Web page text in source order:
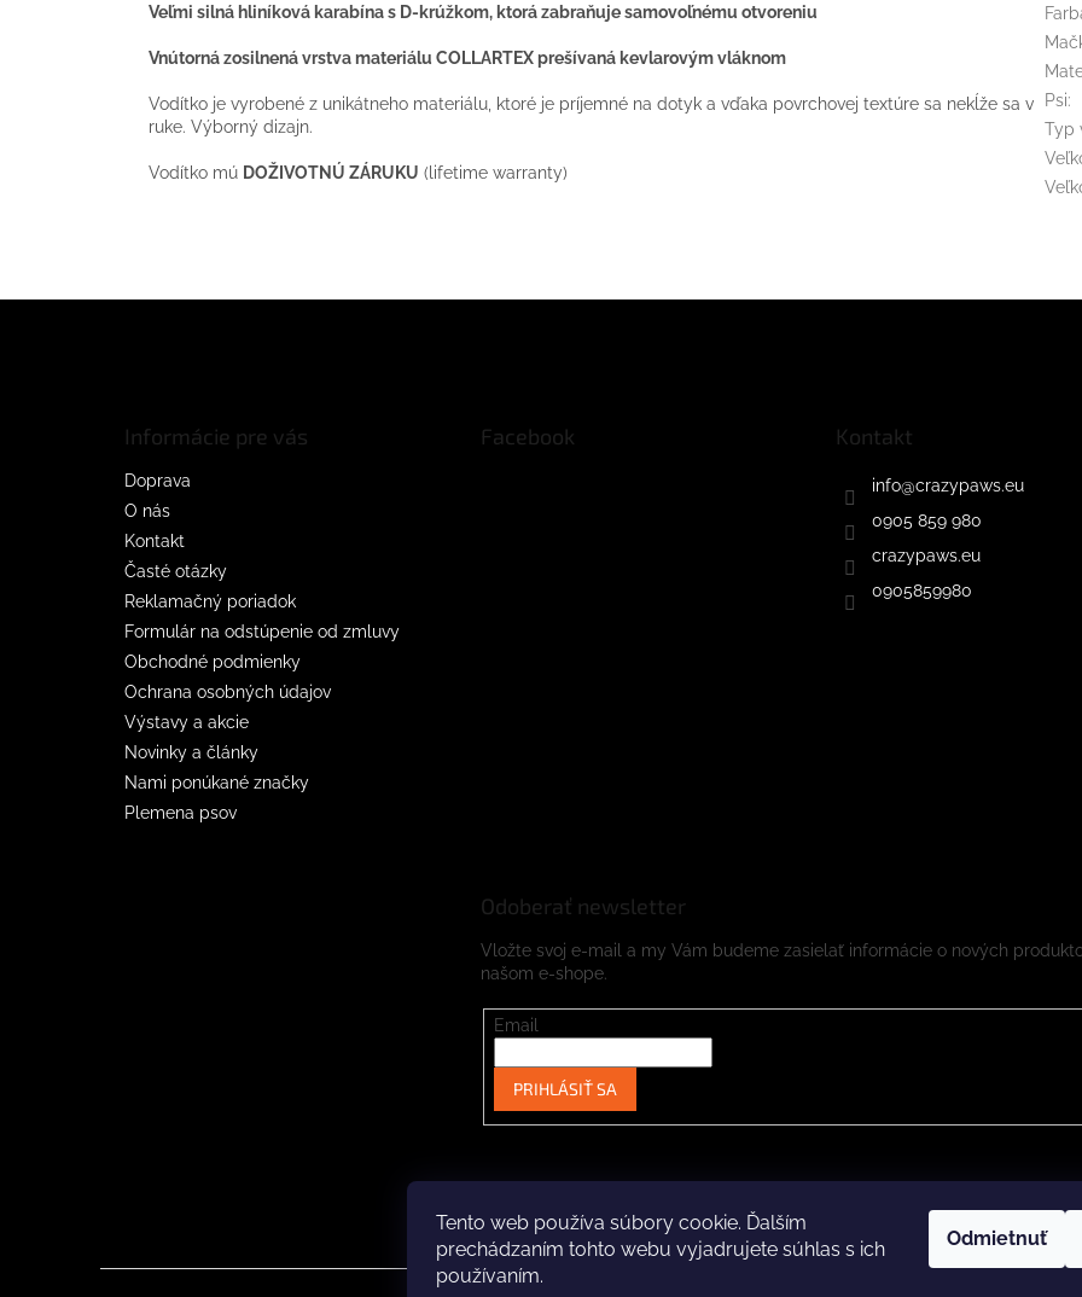
Tento web používa súbory cookie. Ďalším
prechádzaním tohto webu vyjadrujete súhlas s ich
používaním.
Odmietnuť
Veľmi silná hliníková karabína s D-krúžkom, ktorá zabraňuje samovoľnému otvoreniu
Vnútorná zosilnená vrstva materiálu COLLARTEX prešívaná kevlarovým vláknom
Vodítko je vyrobené z unikátneho materiálu, ktoré je príjemné na dotyk a vďaka povrchovej textúre sa nekĺže sa v
ruke. Výborný dizajn.
Vodítko mú DOŽIVOTNÚ ZÁRUKU (lifetime warranty)
Psi:
Typ
Informácie pre vás
Doprava
O nás
Kontakt
Časté otázky
Reklamačný poriadok
Formulár na odstúpenie od zmluvy
Obchodné podmienky
Ochrana osobných údajov
Výstavy a akcie
Novinky a články
Nami ponúkané značky
Plemena psov
Facebook Kontakt
info@crazypaws.eu
0905 859 980
crazypaws.eu
0905859980
Odoberať newsletter
Vložte svoj e-mail a my Vám budeme zasielať informácie o nových
našom e-shope.
Email
PRIHLÁSIŤ SA
Instagram